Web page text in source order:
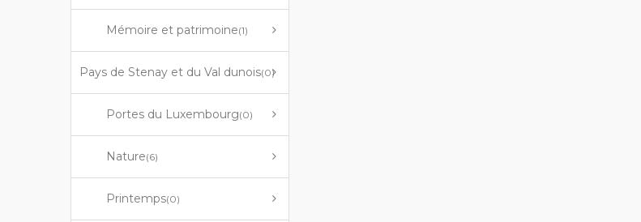
Mémoire et patrimoine(1)
Pays de Stenay et du Val dunois(0)
Portes du Luxembourg(0)
Nature(6)
Printemps(0)